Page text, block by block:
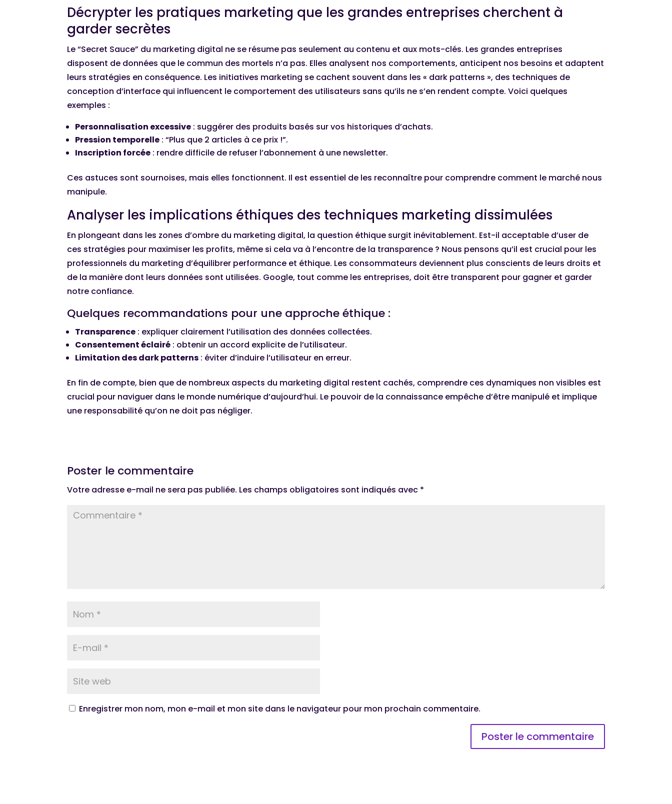
Décrypter les pratiques marketing que les grandes entreprises cherchent à
garder secrètes
Le “Secret Sauce” du marketing digital ne se résume pas seulement au contenu et aux mots-clés. Les grandes entreprises
disposent de données que le commun des mortels n’a pas. Elles analysent nos comportements, anticipent nos besoins et adaptent
leurs stratégies en conséquence. Les initiatives marketing se cachent souvent dans les « dark patterns », des techniques de
conception d’interface qui influencent le comportement des utilisateurs sans qu’ils ne s’en rendent compte. Voici quelques
exemples :
Personnalisation excessive : suggérer des produits basés sur vos historiques d’achats.
Pression temporelle : “Plus que 2 articles à ce prix !”.
Inscription forcée : rendre difficile de refuser l’abonnement à une newsletter.
Ces astuces sont sournoises, mais elles fonctionnent. Il est essentiel de les reconnaître pour comprendre comment le marché nous
manipule.
Analyser les implications éthiques des techniques marketing dissimulées
En plongeant dans les zones d’ombre du marketing digital, la question éthique surgit inévitablement. Est-il acceptable d’user de
ces stratégies pour maximiser les profits, même si cela va à l’encontre de la transparence ? Nous pensons qu’il est crucial pour les
professionnels du marketing d’équilibrer performance et éthique. Les consommateurs deviennent plus conscients de leurs droits et
de la manière dont leurs données sont utilisées. Google, tout comme les entreprises, doit être transparent pour gagner et garder
notre confiance.
Quelques recommandations pour une approche éthique :
Transparence : expliquer clairement l’utilisation des données collectées.
Consentement éclairé : obtenir un accord explicite de l’utilisateur.
Limitation des dark patterns : éviter d’induire l’utilisateur en erreur.
En fin de compte, bien que de nombreux aspects du marketing digital restent cachés, comprendre ces dynamiques non visibles est
crucial pour naviguer dans le monde numérique d’aujourd’hui. Le pouvoir de la connaissance empêche d’être manipulé et implique
une responsabilité qu’on ne doit pas négliger.
Poster le commentaire
Votre adresse e-mail ne sera pas publiée. Les champs obligatoires sont indiqués avec *
Enregistrer mon nom, mon e-mail et mon site dans le navigateur pour mon prochain commentaire.